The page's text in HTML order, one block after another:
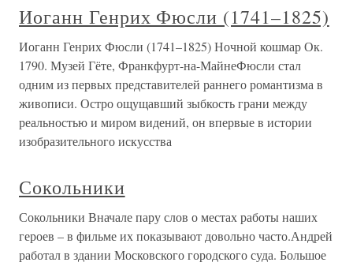
Иоганн Генрих Фюсли (1741–1825)
Иоганн Генрих Фюсли (1741–1825) Ночной кошмар Ок.
1790. Музей Гёте, Франкфурт-на-МайнеФюсли стал
одним из первых представителей раннего романтизма в
живописи. Остро ощущавший зыбкость грани между
реальностью и миром видений, он впервые в истории
изобразительного искусства
Сокольники
Сокольники Вначале пару слов о местах работы наших
героев – в фильме их показывают довольно часто.Андрей
работал в здании Московского городского суда. Большое